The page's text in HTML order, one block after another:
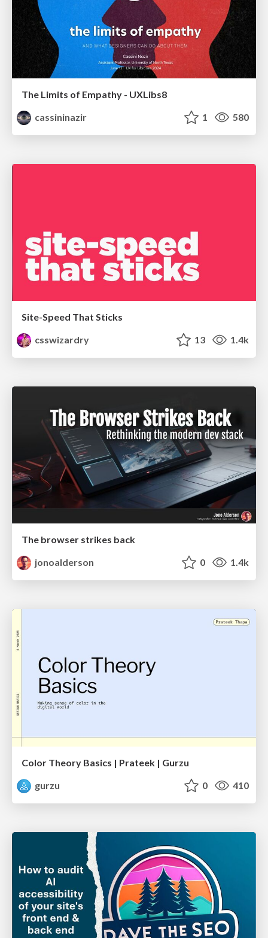
The Limits of Empathy - UXLibs8
cassininazir
1 580
Site-Speed That Sticks
csswizardry
13 1.4k
The browser strikes back
jonoalderson
0 1.4k
Color Theory Basics | Prateek | Gurzu
gurzu
0 410